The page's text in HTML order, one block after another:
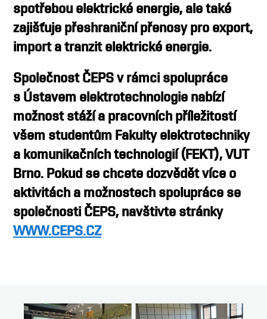
spotřebou elektrické energie, ale také
zajišťuje přeshraniční přenosy pro export,
import a tranzit elektrické energie.
Společnost ČEPS v rámci spolupráce
s Ústavem elektrotechnologie nabízí
možnost stáží a pracovních příležitostí
všem studentům Fakulty elektrotechniky
a komunikačních technologií (FEKT), VUT
Brno. Pokud se chcete dozvědět více o
aktivitách a možnostech spolupráce se
společnosti ČEPS, navštivte stránky
WWW.CEPS.CZ